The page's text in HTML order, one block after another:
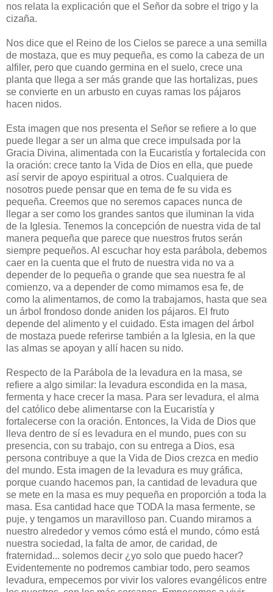
nos relata la explicación que el Señor da sobre el trigo y la
cizaña.
Nos dice que el Reino de los Cielos se parece a una semilla
de mostaza, que es muy pequeña, es como la cabeza de un
alfiler, pero que cuando germina en el suelo, crece una
planta que llega a ser más grande que las hortalizas, pues
se convierte en un arbusto en cuyas ramas los pájaros
hacen nidos.
Esta imagen que nos presenta el Señor se refiere a lo que
puede llegar a ser un alma que crece impulsada por la
Gracia Divina, alimentada con la Eucaristía y fortalecida con
la oración: crece tanto la Vida de Dios en ella, que puede
así servir de apoyo espiritual a otros. Cualquiera de
nosotros puede pensar que en tema de fe su vida es
pequeña. Creemos que no seremos capaces nunca de
llegar a ser como los grandes santos que iluminan la vida
de la Iglesia. Tenemos la concepción de nuestra vida de tal
manera pequeña que parece que nuestros frutos serán
siempre pequeños. Al escuchar hoy esta parábola, debemos
caer en la cuenta que el fruto de nuestra vida no va a
depender de lo pequeña o grande que sea nuestra fe al
comienzo, va a depender de como mimamos esa fe, de
como la alimentamos, de como la trabajamos, hasta que sea
un árbol frondoso donde aniden los pájaros. El fruto
depende del alimento y el cuidado. Esta imagen del árbol
de mostaza puede referirse también a la Iglesia, en la que
las almas se apoyan y allí hacen su nido.
Respecto de la Parábola de la levadura en la masa, se
refiere a algo similar: la levadura escondida en la masa,
fermenta y hace crecer la masa. Para ser levadura, el alma
del católico debe alimentarse con la Eucaristía y
fortalecerse con la oración. Entonces, la Vida de Dios que
lleva dentro de sí es levadura en el mundo, pues con su
presencia, con su trabajo, con su entrega a Dios, esa
persona contribuye a que la Vida de Dios crezca en medio
del mundo. Esta imagen de la levadura es muy gráfica,
porque cuando hacemos pan, la cantidad de levadura que
se mete en la masa es muy pequeña en proporción a toda la
masa. Esa cantidad hace que TODA la masa fermente, se
puje, y tengamos un maravilloso pan. Cuando miramos a
nuestro alrededor y vemos cómo está el mundo, cómo está
nuestra sociedad, la falta de amor, de caridad, de
fraternidad... solemos decir ¿yo solo que puedo hacer?
Evidentemente no podremos cambiar todo, pero seamos
levadura, empecemos por vivir los valores evangélicos entre